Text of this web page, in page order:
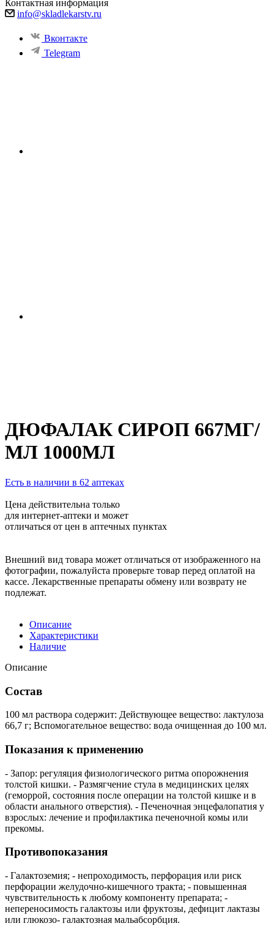
Контактная информация
info@skladlekarstv.ru
Вконтакте
Telegram
ДЮФАЛАК СИРОП 667МГ/
МЛ 1000МЛ
Есть в наличии в 62 аптеках
Цена действительна только
для интернет-аптеки и может
отличаться от цен в аптечных пунктах
Внешний вид товара может отличаться от изображенного на
фотографии, пожалуйста проверьте товар перед оплатой на
кассе. Лекарственные препараты обмену или возврату не
подлежат.
Описание
Характеристики
Наличие
Описание
Состав
100 мл раствора содержит: Действующее вещество: лактулоза
66,7 г; Вспомогательное вещество: вода очищенная до 100 мл.
Показания к применению
- Запор: регуляция физиологического ритма опорожнения
толстой кишки. - Размягчение стула в медицинских целях
(геморрой, состояния после операции на толстой кишке и в
области анального отверстия). - Печеночная энцефалопатия у
взрослых: лечение и профилактика печеночной комы или
прекомы.
Противопоказания
- Галактоземия; - непроходимость, перфорация или риск
перфорации желудочно-кишечного тракта; - повышенная
чувствительность к любому компоненту препарата; -
непереносимость галактозы или фруктозы, дефицит лактазы
или глюкозо- галактозная мальабсорбция.